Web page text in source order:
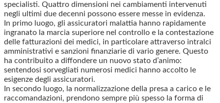
specialisti. Quattro dimensioni nei cambiamenti intervenuti
negli ultimi due decenni possono essere messe in evidenza.
In primo luogo, gli assicuratori malattia hanno rapidamente
ingranato la marcia superiore nel controllo e la contestazione
delle fatturazioni dei medici, in particolare attraverso intralci
amministrativi e sanzioni finanziarie di vario genere. Questo
ha contribuito a diffondere un nuovo stato d’animo:
sentendosi sorvegliati numerosi medici hanno accolto le
esigenze degli assicuratori.
In secondo luogo, la normalizzazione della presa a carico e le
raccomandazioni, prendono sempre più spesso la forma di